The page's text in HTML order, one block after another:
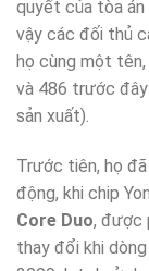
quyết của tòa án
vậy các đối thủ
họ cùng một
và 486 trước đây
sản xuất).
Trước tiên, họ
động, khi chip
Core Duo, được
thay đổi khi